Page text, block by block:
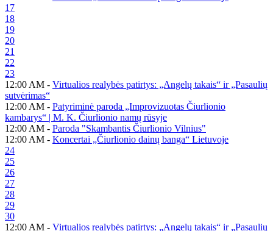
17
18
19
20
21
22
23
12:00 AM - Virtualios realybės patirtys: „Angelų takais“ ir „Pasaulių
sutvėrimas“
12:00 AM - Patyriminė paroda „Improvizuotas Čiurlionio
kambarys“ | M. K. Čiurlionio namų rūsyje
12:00 AM - Paroda "Skambantis Čiurlionio Vilnius"
12:00 AM - Koncertai „Čiurlionio dainų banga“ Lietuvoje
24
25
26
27
28
29
30
12:00 AM - Virtualios realybės patirtys: „Angelų takais“ ir „Pasaulių